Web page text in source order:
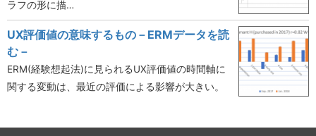
ラフの形に描…
UX評価値の意味するもの－ERMデータを読
む－
ERM(経験想起法)に見られるUX評価値の時間軸に
関する変動は、最近の評価による影響が大きい。